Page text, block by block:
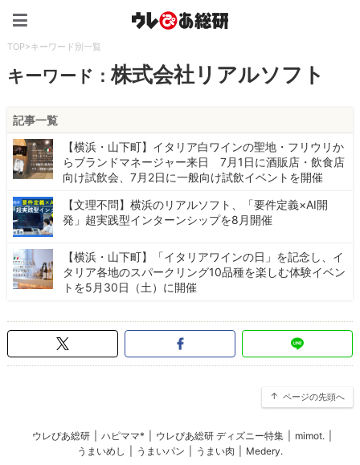
TOP>キーワード別一覧
キーワード：株式会社リアルソフト
記事一覧
【横浜・山下町】イタリア白ワインの聖地・フリウリか
らブランドマネージャー来日 7月1日に酒販店・飲食店
向け試飲会、7月2日に一般向け試飲イベントを開催
【文理不問】横浜のリアルソフト、「要件定義×AI開
発」超実践型インターンシップを8月開催
【横浜・山下町】「イタリアワインの日」を記念し、イ
タリア各地のスパークリング10品種を楽しむ体験イベン
トを5月30日（土）に開催
ページの先頭へ
ウレぴあ総研 ハピママ* ウレぴあ総研 ディズニー特集 mimot.
うまいめし
うまいパン うまい肉 Medery.